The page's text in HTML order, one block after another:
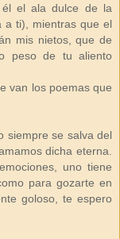
el ala dulce de la
a ti), mientras que el
mis nietos, que de
peso de tu aliento
van los poemas que
siempre se salva del
dicha eterna.
uno tiene
para gozarte en
goloso, te espero